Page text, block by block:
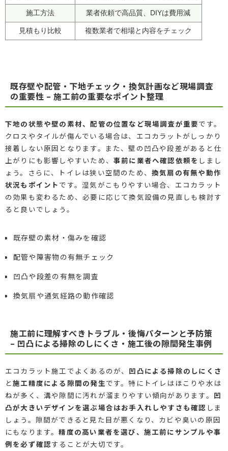
施工方法 業者依頼で高品質、DIYは費用減
見積もり比較 複数業者で相場と内容をチェック
既存壁や配管・下地チェック・換気計画など現場調査
の重要性 – 施工前の重要なポイント整理
下地の状態や壁の素材、配管の位置など現場調査が重要です。
クロスやタイルが傷んでいる場合は、エコカラットがしっかり
接着しない原因となります。また、壁の凹凸や段差があると仕
上がりにも影響しやすいため、 事前に業者へ確認依頼を しまし
ょう。さらに、トイレは狭い空間のため、換気扇の有無や動作
状況もポイント です。湿気がこもりやすい場合、エコカラット
の効果も変わるため、必要に応じて換気設備の見直しも検討す
ると良いでしょう。
既存壁の素材・傷みを確認
配管や障害物の有無チェック
凹凸や段差の有無を調査
換気扇や通気経路の動作確認
施工前に理解すべきトラブル・後悔パターンと予防策
– 凹凸による掃除のしにくさ・施工後の隙間発生事例
エコカラット施工でよくあるのが、 凹凸による掃除のしにくさ
と施工精度による隙間の発生です。特にトイレはほこりや水は
ねが多く、溝や隙間に汚れが溜まりやすい傾向があります。 凹
凸が大きいデザインを選ぶ場合はお手入れしやすさも確認 しま
しょう。隙間ができると見た目が悪くなり、カビや臭いの原因
にもなります。精度の高い業者を選び、施工前にサンプルや事
例を必ず確認することが大切です。